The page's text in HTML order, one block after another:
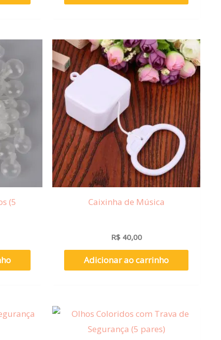
(5
Caixinha de Música
R$40,00
Adicionar ao carrinho
Este
Este